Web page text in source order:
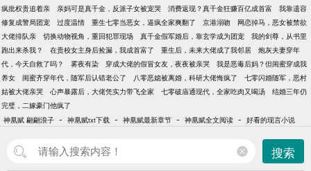
疯批权贵追着亲
亲妈可是真千金，反派子女被宠哭 消费返现？真千金狂赚百亿成首富
我靠遗容
修复成警局团宠
过度温情 重生七零当恶女，逼疯全家爽翻了 京港溺吻
网恋掉马，恶女被禁欲
大佬排队亲
切换动物视角，重回犯罪现场 真千金假军婚后，靠玄学成为团宠
我的剑尊，从书里
跑出来杀我？
在贵校女主身后捡漏，我成首富了 重生后，未来大佬成了我邻居
炮灰夫妻穿年
代，今天自救了吗？
雾夜有染 穿成大佬的假冒女友，夜夜被亲哭
我是恶毒后妈？但闺蜜穿成我
养女
闺蜜齐穿年代，随军后认错老公了 八零恶媳被离婚，科研大佬悔疯了
七零闪婚随军，恶村
姑被大佬亲哭
心声暴露后，大佬凭实力带飞全家 七零破庙通现代，全家吃肉又喝汤
结婚三年仍
完璧，二嫁豪门他疯了
神凰赋 翩翩浪子 - 神凰赋txt下载 - 神凰赋最新章节 - 神凰赋全文阅读 - 好看的现言小说
搜索